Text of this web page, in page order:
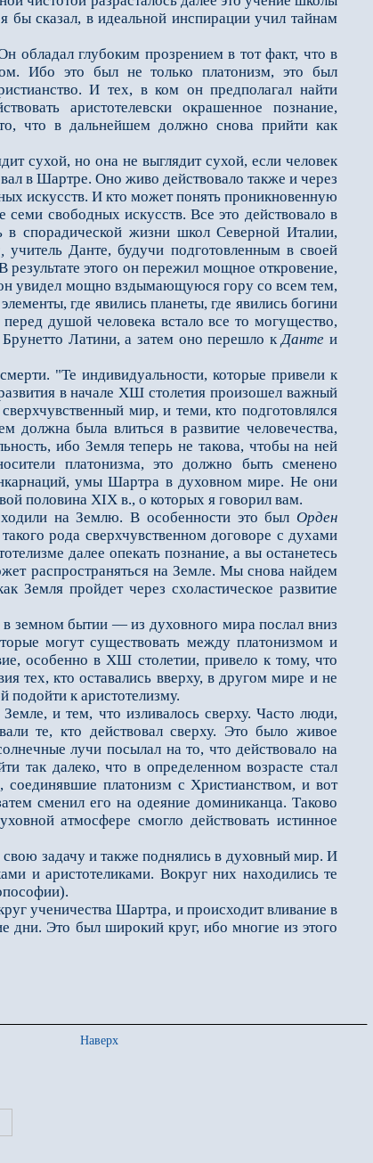
сказал, в идеальной инспирации учил тайнам
обладал глубо­ким прозрением в тот факт, что в
Ибо это был не только платонизм, это был
И тех, в ком он предполагал найти
аристотелевски окрашенное познание,
что в дальнейшем должно снова прийти как
сухой, но она не выглядит сухой, если человек
в Шартре. Оно живо действовало также и через
искусств. И кто может понять проникновенную
семи свободных искусств. Все это действовало в
спорадической жизни школ Северной Италии,
учитель Данте, будучи подготовленным в своей
этого он пережил мощное откровение,
он увидел мощно вздымающуюся гору со всем тем,
где явились планеты, где явились богини
душой человека встало все то могущество,
Брунетто Латини, а затем оно перешло кДанте и
"Те индиви­дуальности, которые привели к
в начале ХШ столетия произошел важный
мир, и теми, кто подготовлялся
должна бы­ла влиться в развитие человечества,
ибо Земля теперь не такова, чтобы на ней
платонизма, это должно быть сменено
умы Шартра в духовном мире. Не они
половина XIX в., о которых я говорил вам.
на Землю. В особенности это был Орден
рода сверхчувственном договоре с духами
далее опекать познание, а вы останетесь
распространяться на Зем­ле. Мы снова найдем
Земля пройдет через схоластическое развитие
земном бытии — из духовного мира послал вниз
могут существовать между платонизмом и
особенно в ХШ столетии, привело к тому, что
тех, кто оставались вверху, в другом мире и не
подойти к аристотелизму.
и тем, что изливалось сверху. Часто люди,
те, кто действовал сверху. Это было живое
лучи посылал на то, что действовало на
так далеко, что в определен­ном возрасте стал
платонизм с Христианством, и вот
сменил его на одеяние доминиканца. Таково
атмосфере смогло действовать ис­тинное
задачу и также поднялись в духовный мир. И
и аристотеликами. Вокруг них находились те
ученичества Шартра, и происходит вливание в
дни. Это был широкий круг, ибо многие из этого
Наверх